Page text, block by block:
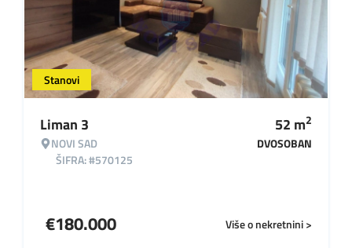
Stanovi
Liman 3
NOVI SAD
ŠIFRA: #570125
52 m2
DVOSOBAN
Više o nekretnini >
€180.000